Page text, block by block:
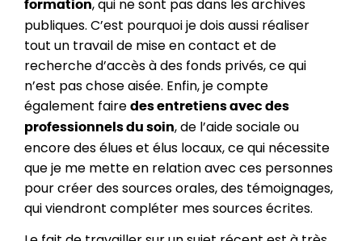
formation, qui ne sont pas dans les archives
publiques. C’est pourquoi je dois aussi réaliser
tout un travail de mise en contact et de
recherche d’accès à des fonds privés, ce qui
n’est pas chose aisée. Enfin, je compte
également faire des entretiens avec des
professionnels du soin, de l’aide sociale ou
encore des élues et élus locaux, ce qui nécessite
que je me mette en relation avec ces personnes
pour créer des sources orales, des témoignages,
qui viendront compléter mes sources écrites.